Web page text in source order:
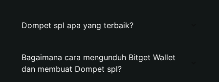
Dompet spl apa yang terbaik?
Bagaimana cara mengunduh Bitget Wallet
dan membuat Dompet spl?